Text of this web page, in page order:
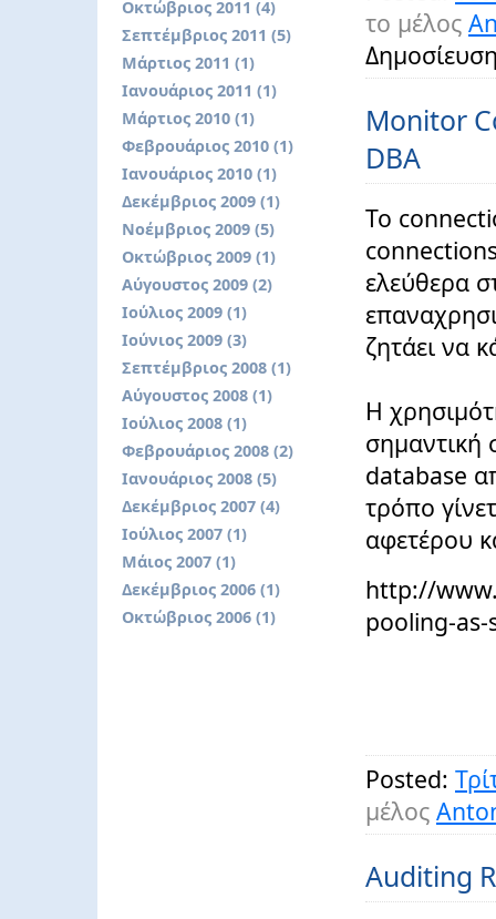
Οκτώβριος 2011 (4)
Σεπτέμβριος 2011 (5)
Μάρτιος 2011 (1)
Ιανουάριος 2011 (1)
Μάρτιος 2010 (1)
Φεβρουάριος 2010 (1)
Ιανουάριος 2010 (1)
Δεκέμβριος 2009 (1)
Νοέμβριος 2009 (5)
Οκτώβριος 2009 (1)
Αύγουστος 2009 (2)
Ιούλιος 2009 (1)
Ιούνιος 2009 (3)
Σεπτέμβριος 2008 (1)
Αύγουστος 2008 (1)
Ιούλιος 2008 (1)
Φεβρουάριος 2008 (2)
Ιανουάριος 2008 (5)
Δεκέμβριος 2007 (4)
Ιούλιος 2007 (1)
Μάιος 2007 (1)
Δεκέμβριος 2006 (1)
Οκτώβριος 2006 (1)
το μέλος
Monitor
DBA
Το
ελεύθερα
ζητάει να
Η
σημαντική
database
τρόπο
αφετέρου
http://
pooling-as-
Posted:
μέλος
Auditing